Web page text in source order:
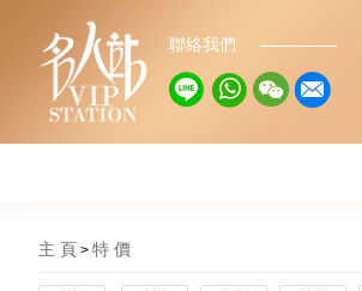
聯絡我們
主 頁 特 價